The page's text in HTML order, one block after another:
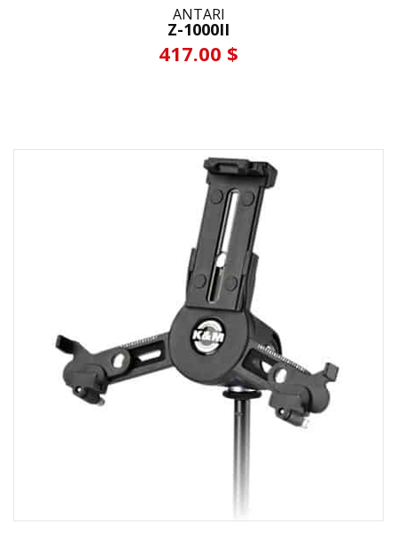
ANTARI
Z-1000II
417.00 $